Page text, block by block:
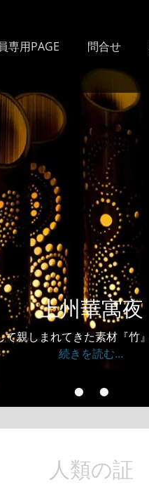
専用PAGE 問合せ
• •
上州華寓夜
て親しまれてきた素材『竹
続きを読む…
人類の証